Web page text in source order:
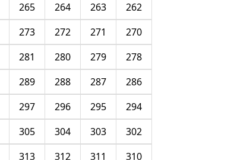
262
263
264
265
270
271
272
273
278
279
280
281
286
287
288
289
294
295
296
297
302
303
304
305
310
311
312
313